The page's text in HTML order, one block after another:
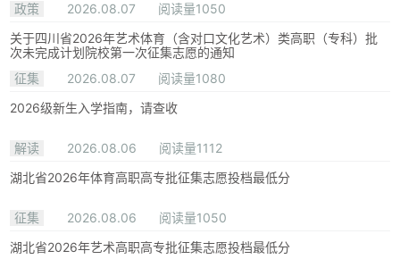
政策
2026.08.07
阅读量1050
关于四川省2026年艺术体育（含对口文化艺术）类高职（专科）批
次未完成计划院校第一次征集志愿的通知
征集
2026.08.07
阅读量1080
2026级新生入学指南，请查收
解读 2026.08.06
阅读量1112
湖北省2026年体育高职高专批征集志愿投档最低分
征集 2026.08.06
阅读量1050
湖北省2026年艺术高职高专批征集志愿投档最低分